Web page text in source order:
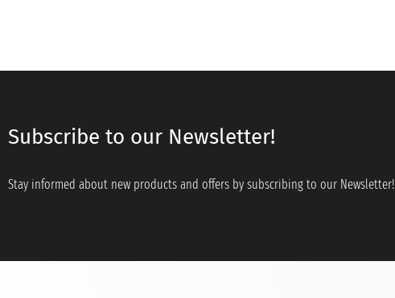
Subscribe to our Newsletter!
Stay informed about new products and offers by subscribing to our Newsletter!